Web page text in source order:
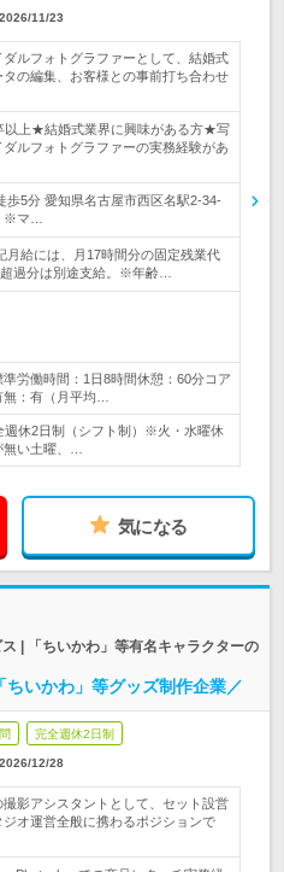
2026/11/23
ダルフォトグラファーとして、結婚式
の編集、お客様との事前打ち合わせ
以上★結婚式業界に興味がある方★写
ルフォトグラファーの実務経験があ
歩5分 愛知県名古屋市西区名駅2-34-
※マ…
給には、月17時間分の固定残業代
超過分は別途支給。※年齢…
準労働時間：1日8時間休憩：60分コア
：有（月平均…
週休2日制（シフト制）※火・水曜休
い土曜、…
気になる
| 「ちいかわ」等有名キャラクターの
ちいかわ」等グッズ制作企業／
完全週休2日制
2026/12/28
撮影アシスタントとして、セット設営
オ運営全般に携わるポジションで